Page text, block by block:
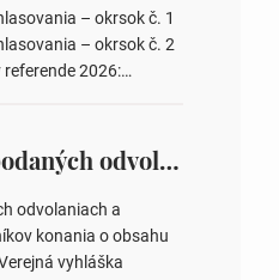
obecných
Schválenie odpredaja
– okrsok č. 1
– okrsok č. 2
2026:
Oznámenie o podaných odvolaniach a upovedomenie účastníkov konania o obsahu podaných odvolani – Verejná vyhláška
odvolaniach a
konania o obsahu
vyhláška